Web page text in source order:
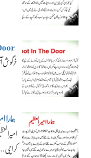
خرگوش
ہمارا